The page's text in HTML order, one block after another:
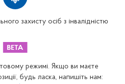
захисту осіб з інвалідністю
режимі. Якщо ви маєте
будь ласка, напишіть нам: